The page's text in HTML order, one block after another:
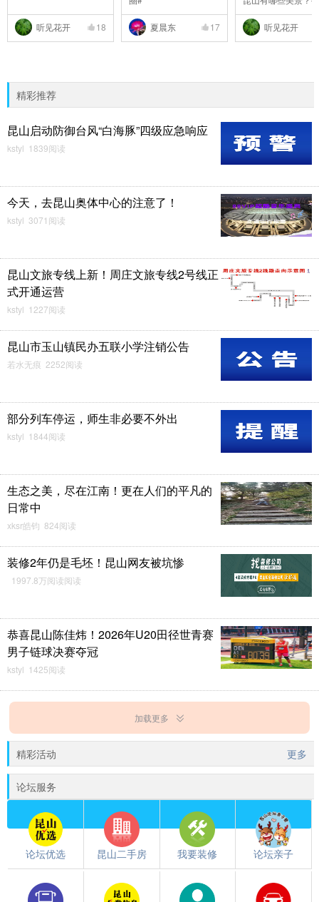
听见花开 18 夏晨东 17 听见花开
精彩推荐
昆山启动防御台风“白海豚”四级应急响应
kstyl 1839阅读
今天，去昆山奥体中心的注意了！
kstyl 3071阅读
昆山文旅专线上新！周庄文旅专线2号线正
式开通运营
kstyl 1227阅读
昆山市玉山镇民办五联小学注销公告
若水无痕 2252阅读
部分列车停运，师生非必要不外出
kstyl 1844阅读
生态之美，尽在江南！更在人们的平凡的
日常中
xksr皓钧 824阅读
装修2年仍是毛坯！昆山网友被坑惨
1997.8万阅读阅读
恭喜昆山陈佳炜！2026年U20田径世青赛
男子链球决赛夺冠
kstyl 1425阅读
加载更多
精彩活动 更多
论坛服务
论坛优选 昆山二手房 我要装修 论坛亲子